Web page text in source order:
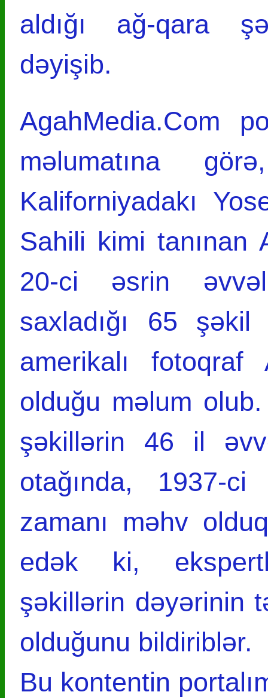
aldığı ağ-qara
dəyişib.
AgahMedia.Com
məlumatına
Kaliforniyadakı
Sahili kimi tanınan
20-ci əsrin
saxladığı 65 şəkil
amerikalı
olduğu məlum
şəkillərin 46 il
otağında, 1937-
zamanı məhv
edək ki,
şəkillərin dəyərinin
olduğunu bildiriblər.
Bu kontentin